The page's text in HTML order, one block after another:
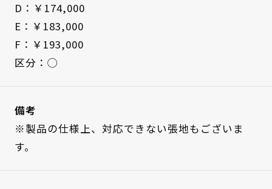
D：￥174,000
E：￥183,000
F：￥193,000
区分：◯
備考
※製品の仕様上、対応できない張地もございま
す。